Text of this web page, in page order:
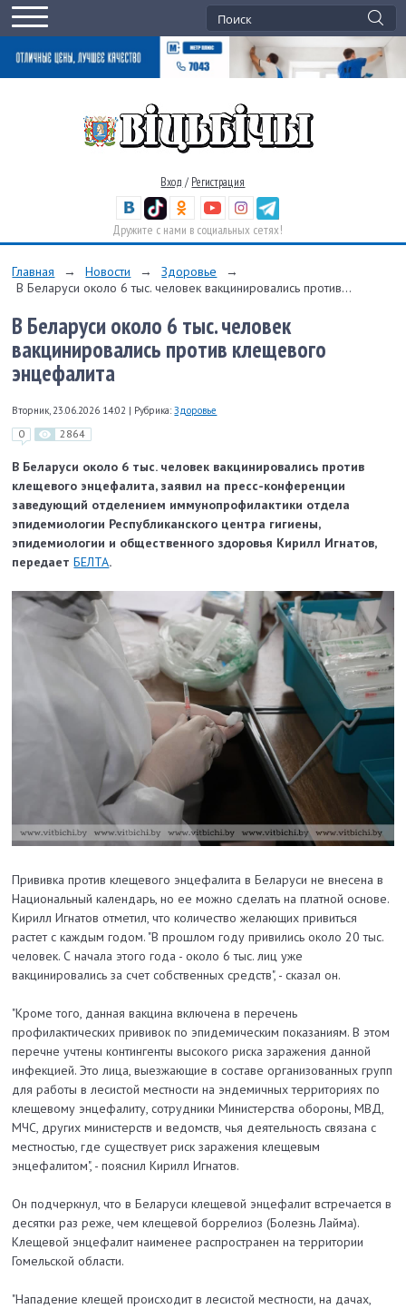
Вход / Регистрация
Дружите с нами в социальных сетях!
Главная → Новости → Здоровье
→
В Беларуси около 6 тыс. человек вакцинировались против...
В Беларуси около 6 тыс. человек
вакцинировались против клещевого
энцефалита
Вторник, 23.06.2026 14:02 | Рубрика: Здоровье
0 2864
В Беларуси около 6 тыс. человек вакцинировались против
клещевого энцефалита, заявил на пресс-конференции
заведующий отделением иммунопрофилактики отдела
эпидемиологии Республиканского центра гигиены,
эпидемиологии и общественного здоровья Кирилл Игнатов,
передаетБЕЛТА.
Прививка против клещевого энцефалита в Беларуси не внесена в
Национальный календарь, но ее можно сделать на платной основе.
Кирилл Игнатов отметил, что количество желающих привиться
растет с каждым годом. "В прошлом году привились около 20 тыс.
человек. С начала этого года - около 6 тыс. лиц уже
вакцинировались за счет собственных средств", - сказал он.
"Кроме того, данная вакцина включена в перечень
профилактических прививок по эпидемическим показаниям. В этом
перечне учтены контингенты высокого риска заражения данной
инфекцией. Это лица, выезжающие в составе организованных групп
для работы в лесистой местности на эндемичных территориях по
клещевому энцефалиту, сотрудники Министерства обороны, МВД,
МЧС, других министерств и ведомств, чья деятельность связана с
местностью, где существует риск заражения клещевым
энцефалитом", - пояснил Кирилл Игнатов.
Он подчеркнул, что в Беларуси клещевой энцефалит встречается в
десятки раз реже, чем клещевой боррелиоз (Болезнь Лайма).
Клещевой энцефалит наименее распространен на территории
Гомельской области.
"Нападение клещей происходит в лесистой местности, на дачах,